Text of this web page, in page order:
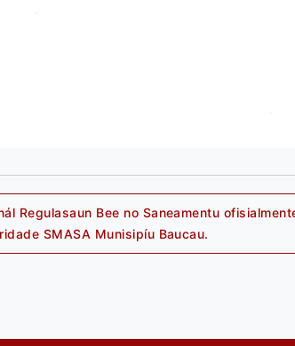
post:
Regulasaun Bee no Saneamentu
SMASA Munisipíu Baucau.